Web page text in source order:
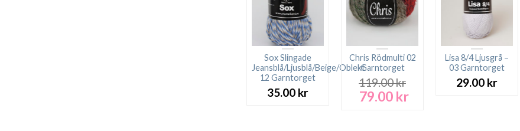
Sox Slingade
Jeansblå/Ljusblå/Beige/Oblekt
12 Garntorget
35.00 kr
Chris Rödmulti 02
Garntorget
119.00kr
Det
79.00 krDet
Lisa 8/4 Ljusgrå –
03 Garntorget
29.00 kr